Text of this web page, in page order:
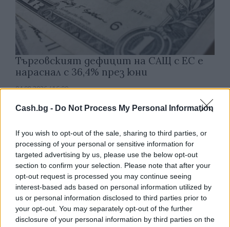
Cash.bg - Do Not Process My Personal Information
If you wish to opt-out of the sale, sharing to third parties, or
processing of your personal or sensitive information for
targeted advertising by us, please use the below opt-out
section to confirm your selection. Please note that after your
opt-out request is processed you may continue seeing
interest-based ads based on personal information utilized by
us or personal information disclosed to third parties prior to
your opt-out. You may separately opt-out of the further
disclosure of your personal information by third parties on the
Търговският дефицит на САЩ с ЕС е
нараснал с 36,4% през юни
04.08.2026 / 16:00